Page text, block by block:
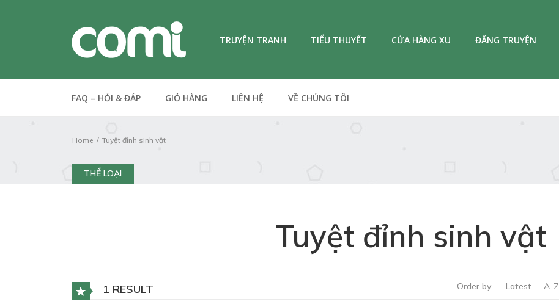
TRUYỆN TRANH TIỂU THUYẾT CỬA HÀNG XU ĐĂNG TRUYỆN
FAQ – HỎI & ĐÁP GIỎ HÀNG LIÊN HỆ VỀ CHÚNG TÔI
Home Tuyệt đỉnh sinh vật
THỂ LOẠI
Tuyệt đỉnh sinh vật
1 RESULT Order by Latest A-Z